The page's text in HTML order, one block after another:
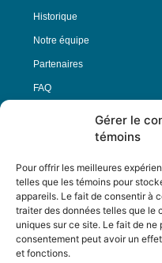
Gérer le
témoins
Pour offrir les meilleures
telles que les témoins pour
appareils. Le fait de consentir à
traiter des données telles que le
uniques sur ce site. Le fait de
consentement peut avoir un
et fonctions.
Historique
Notre équipe
Partenaires
FAQ
Nous Suivre